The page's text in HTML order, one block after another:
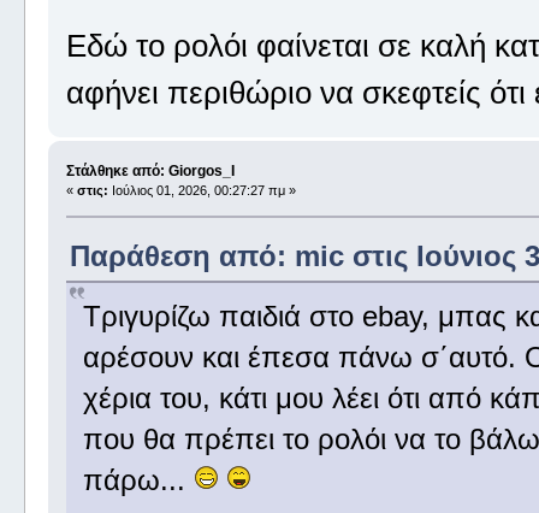
Εδώ το ρολόι φαίνεται σε καλή
αφήνει περιθώριο να σκεφτείς
Στάλθηκε από: Giorgos_I
« στις: Ιούλιος 01, 2026, 00:27:27 πμ »
Παράθεση από: mic στις Ιούνιος
Τριγυρίζω παιδιά στο ebay, μπας
αρέσουν και έπεσα πάνω σ΄αυτό. Ο
χέρια του, κάτι μου λέει ότι από
που θα πρέπει το ρολόι να το
πάρω...